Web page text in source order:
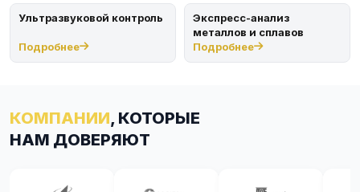
Ультразвуковой контроль
Подробнее
Экспресс-анализ
металлов и сплавов
Подробнее
КОМПАНИИ, КОТОРЫЕ
НАМ ДОВЕРЯЮТ